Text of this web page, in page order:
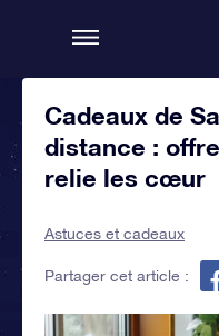
Cadeaux de
distance :
relie les cœur
Astuces et cadeaux
Partager cet article :